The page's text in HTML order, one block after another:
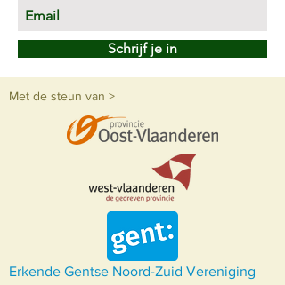
Schrijf je in
Met de steun van >
Erkende Gentse Noord-Zuid Vereniging